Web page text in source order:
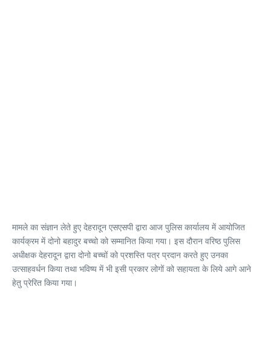
मामले का संज्ञान लेते हुए देहरादून एसएसपी द्वारा आज पुलिस कार्यालय में आयोजित
कार्यक्रम में दोनो बहादुर बच्चो को सम्मानित किया गया। इस दौरान वरिष्ठ पुलिस
अधीक्षक देहरादून द्वारा दोनो बच्चों को प्रशस्ति पत्र प्रदान करते हुए उनका
उत्साहवर्धन किया तथा भविष्य में भी इसी प्रकार लोगों को सहायता के लिये आगे आने
हेतु प्रेरित किया गया।